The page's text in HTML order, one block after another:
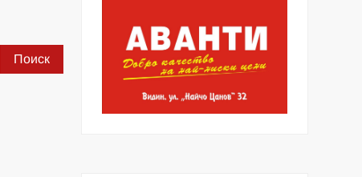
Найти: